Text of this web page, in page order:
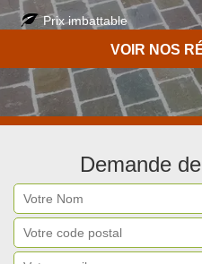
VOIR NOS
Prix imbattable
Travail de qualité
Demande